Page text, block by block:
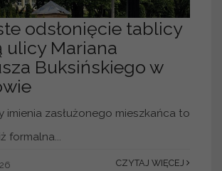
odsłonięcie tablicy
ulicy Mariana
Buksińskiego w
imienia zasłużonego mieszkańca to
formalna...
CZYTAJ WIĘCEJ